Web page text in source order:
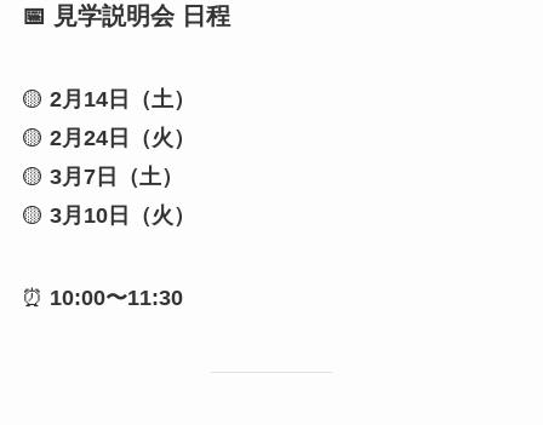
📅 見学説明会 日程
🟡 2月14日（土）
🟡 2月24日（火）
🟡 3月7日（土）
🟡 3月10日（火）
⏰ 10:00〜11:30